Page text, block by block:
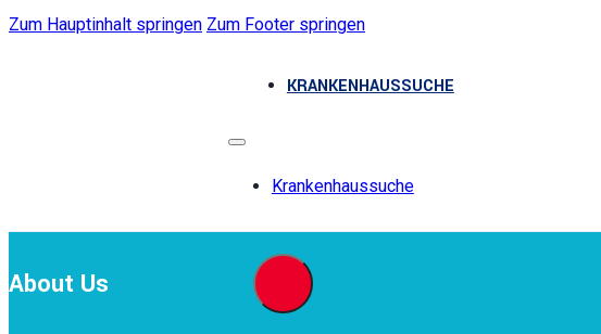
Zum Hauptinhalt springen Zum Footer springen
KRANKENHAUSSUCHE
Krankenhaussuche
About Us